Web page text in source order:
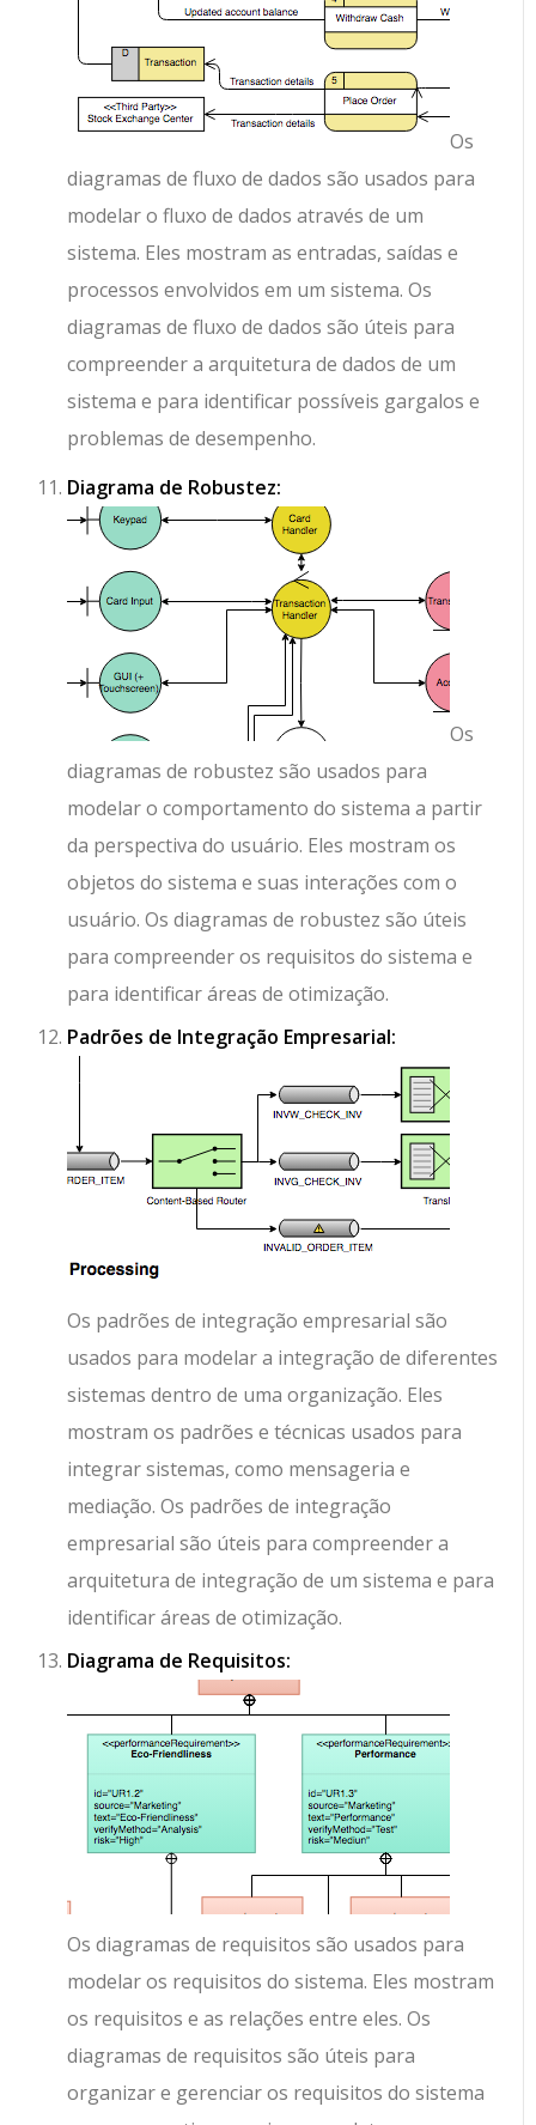
Os
diagramas de fluxo de dados são usados para
modelar o fluxo de dados através de um
sistema. Eles mostram as entradas, saídas e
processos envolvidos em um sistema. Os
diagramas de fluxo de dados são úteis para
compreender a arquitetura de dados de um
sistema e para identificar possíveis gargalos e
problemas de desempenho.
Diagrama de Robustez:
Os
diagramas de robustez são usados para
modelar o comportamento do sistema a partir
da perspectiva do usuário. Eles mostram os
objetos do sistema e suas interações com o
usuário. Os diagramas de robustez são úteis
para compreender os requisitos do sistema e
para identificar áreas de otimização.
Padrões de Integração Empresarial:
Os padrões de integração empresarial são
usados para modelar a integração de diferentes
sistemas dentro de uma organização. Eles
mostram os padrões e técnicas usados para
integrar sistemas, como mensageria e
mediação. Os padrões de integração
empresarial são úteis para compreender a
arquitetura de integração de um sistema e para
identificar áreas de otimização.
Diagrama de Requisitos:
Os diagramas de requisitos são usados para
modelar os requisitos do sistema. Eles mostram
os requisitos e as relações entre eles. Os
diagramas de requisitos são úteis para
organizar e gerenciar os requisitos do sistema